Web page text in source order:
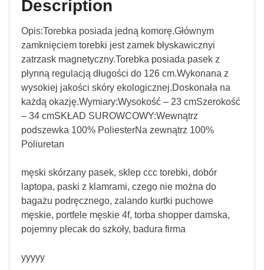
Description
Opis:Torebka posiada jedną komorę.Głównym
zamknięciem torebki jest zamek błyskawicznyi
zatrzask magnetyczny.Torebka posiada pasek z
płynną regulacją długości do 126 cm.Wykonana z
wysokiej jakości skóry ekologicznej.Doskonała na
każdą okazję.Wymiary:Wysokość – 23 cmSzerokość
– 34 cmSKŁAD SUROWCOWY:Wewnątrz
podszewka 100% PoliesterNa zewnątrz 100%
Poliuretan
męski skórzany pasek, sklep ccc torebki, dobór
laptopa, paski z klamrami, czego nie można do
bagażu podręcznego, zalando kurtki puchowe
męskie, portfele męskie 4f, torba shopper damska,
pojemny plecak do szkoły, badura firma
yyyyy